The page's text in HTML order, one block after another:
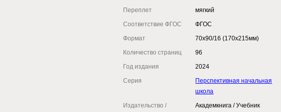
Переплет
мягкий
Соответствие ФГОС
ФГОС
Формат
70x90/16 (170x215мм)
Количество страниц
96
Год издания
2024
Серия
Перспективная начальная
школа
Издательство /
Академкнига / Учебник